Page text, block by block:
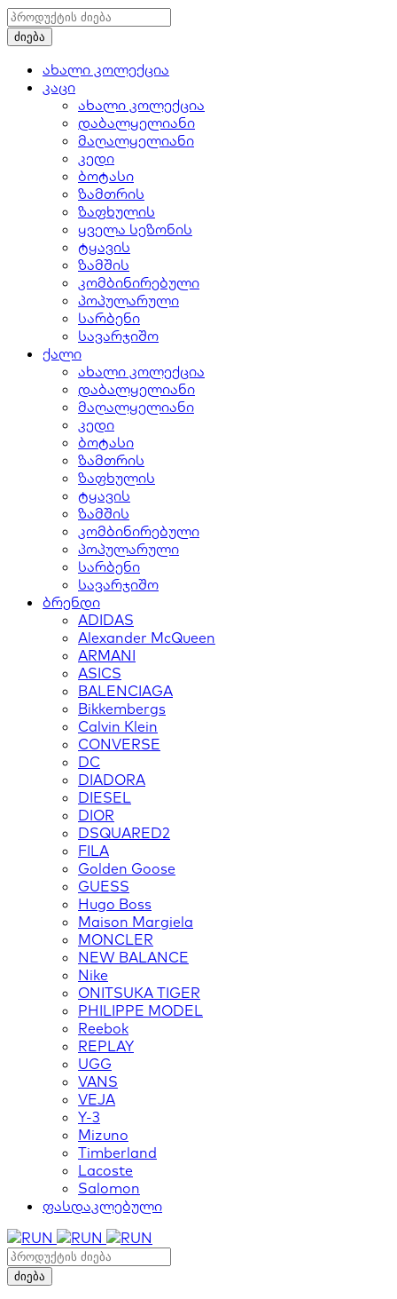
ახალი კოლექცია
კაცი
ახალი კოლექცია
დაბალყელიანი
მაღალყელიანი
კედი
ბოტასი
ზამთრის
ზაფხულის
ყველა სეზონის
ტყავის
ზამშის
კომბინირებული
პოპულარული
სარბენი
სავარჯიშო
ქალი
ახალი კოლექცია
დაბალყელიანი
მაღალყელიანი
კედი
ბოტასი
ზამთრის
ზაფხულის
ტყავის
ზამშის
კომბინირებული
პოპულარული
სარბენი
სავარჯიშო
ბრენდი
ADIDAS
Alexander McQueen
ARMANI
ASICS
BALENCIAGA
Bikkembergs
Calvin Klein
CONVERSE
DC
DIADORA
DIESEL
DIOR
DSQUARED2
FILA
Golden Goose
GUESS
Hugo Boss
Maison Margiela
MONCLER
NEW BALANCE
Nike
ONITSUKA TIGER
PHILIPPE MODEL
Reebok
REPLAY
UGG
VANS
VEJA
Y-3
Mizuno
Timberland
Lacoste
Salomon
ფასდაკლებული